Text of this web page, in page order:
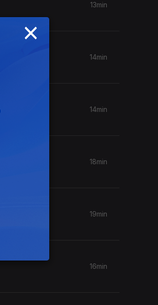
13min
14min
14min
18min
19min
16min
×